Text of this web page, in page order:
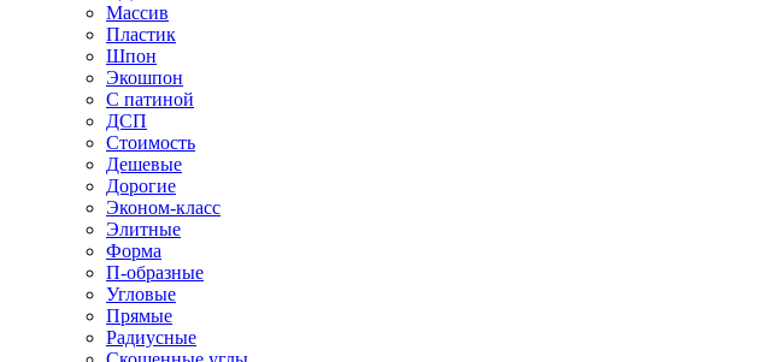
Массив
Пластик
Шпон
Экошпон
С патиной
ДСП
Стоимость
Дешевые
Дорогие
Эконом-класс
Элитные
Форма
П-образные
Угловые
Прямые
Радиусные